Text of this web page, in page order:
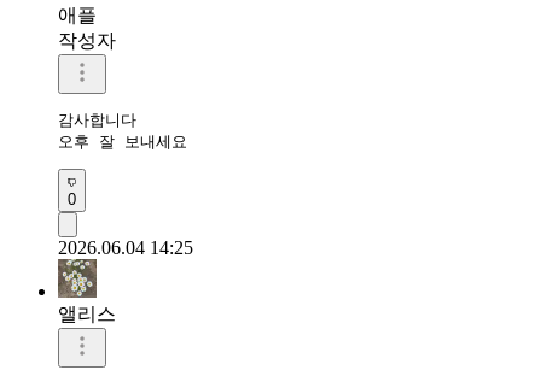
애플
작성자
감사합니다
오후 잘 보내세요
0
2026.06.04 14:25
앨리스